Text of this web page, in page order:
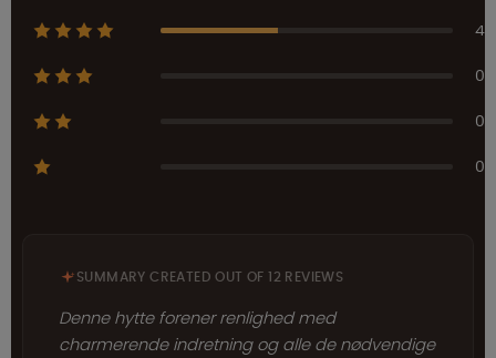
4
0
0
0
SUMMARY CREATED OUT OF 12 REVIEWS
Denne hytte forener renlighed med
charmerende indretning og alle de nødvendige